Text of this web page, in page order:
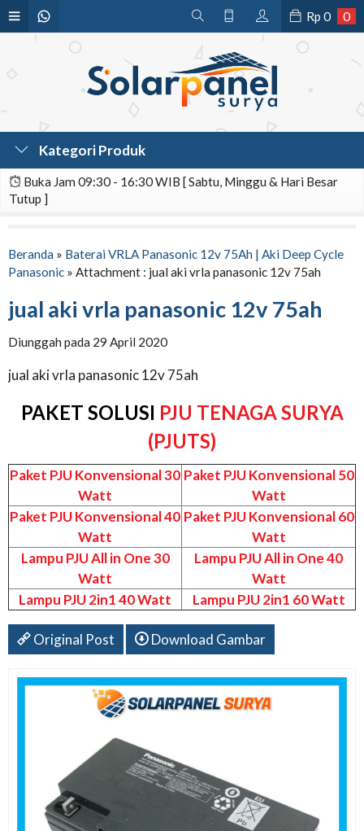
Rp 0 0
Kategori Produk
Buka Jam 09:30 - 16:30 WIB [ Sabtu, Minggu & Hari Besar
Tutup ]
Beranda » Baterai VRLA Panasonic 12v 75Ah | Aki Deep Cycle
Panasonic » Attachment : jual aki vrla panasonic 12v 75ah
jual aki vrla panasonic 12v 75ah
Diunggah pada 29 April 2020
jual aki vrla panasonic 12v 75ah
PAKET SOLUSI PJU TENAGA SURYA
(PJUTS)
Paket PJU Konvensional 30
Watt
Paket PJU Konvensional 50
Watt
Paket PJU Konvensional 40
Watt
Paket PJU Konvensional 60
Watt
Lampu PJU All in One 30
Watt
Lampu PJU All in One 40
Watt
Lampu PJU 2in1 40 Watt
Lampu PJU 2in1 60 Watt
Original Post Download Gambar